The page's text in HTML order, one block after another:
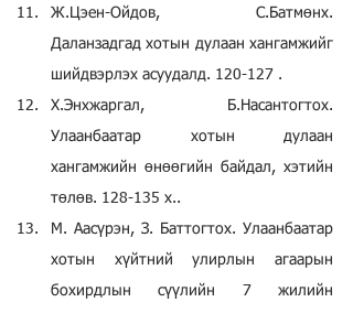
Ж.Цэен-Ойдов, С.Батмөнх.
Даланзадгад хотын дулаан хангамжийг
шийдвэрлэх асуудалд. 120-127 .
Х.Энхжаргал, Б.Насантогтох.
Улаанбаатар хотын дулаан
хангамжийн өнөөгийн байдал, хэтийн
төлөв. 128-135 х..
М. Аасүрэн, З. Баттогтох. Улаанбаатар
хотын хүйтний улирлын агаарын
бохирдлын сүүлийн 7 жилийн